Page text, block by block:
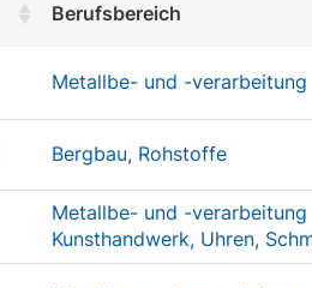
Berufsbereich
Metallbe- und -verarbeitung
Bergbau, Rohstoffe
Metallbe- und -verarbeitung
Kunsthandwerk, Uhren,